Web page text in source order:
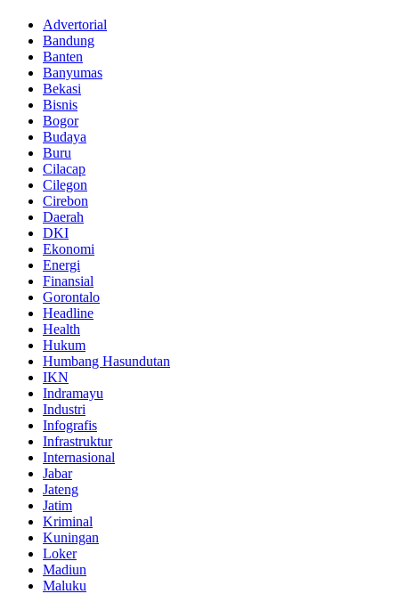
Advertorial
Bandung
Banten
Banyumas
Bekasi
Bisnis
Bogor
Budaya
Buru
Cilacap
Cilegon
Cirebon
Daerah
DKI
Ekonomi
Energi
Finansial
Gorontalo
Headline
Health
Hukum
Humbang Hasundutan
IKN
Indramayu
Industri
Infografis
Infrastruktur
Internasional
Jabar
Jateng
Jatim
Kriminal
Kuningan
Loker
Madiun
Maluku